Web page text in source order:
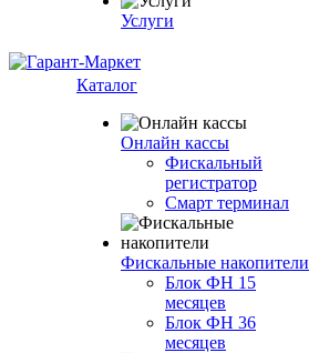
Услуги
Каталог
Онлайн кассы
Фискальный
регистратор
Смарт терминал
Фискальные накопители
Блок ФН 15
месяцев
Блок ФН 36
месяцев